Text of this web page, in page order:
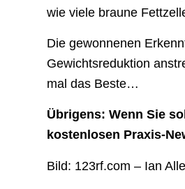
wie viele braune
Die gewonnenen
Gewichtsreduktion
mal das Beste…
Übrigens: Wenn Sie
kostenlosen Praxis-
Bild: 123rf.com – Ian